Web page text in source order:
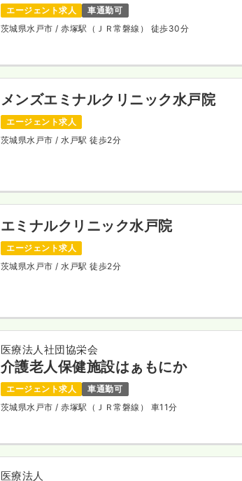
エージェント求人
車通勤可
茨城県水戸市/ 赤塚駅（ＪＲ常磐線） 徒歩30分
メンズエミナルクリニック水戸院
エージェント求人
茨城県水戸市/ 水戸駅 徒歩2分
エミナルクリニック水戸院
エージェント求人
茨城県水戸市/ 水戸駅 徒歩2分
医療法人社団協栄会
介護老人保健施設はぁもにか
エージェント求人
車通勤可
茨城県水戸市/ 赤塚駅（ＪＲ常磐線） 車11分
医療法人